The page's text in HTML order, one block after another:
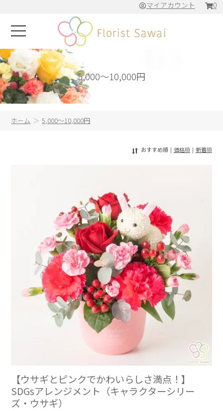
0
マイアカウント
5,000～10,000円
ホーム 5,000～10,000円
おすすめ順| 価格順| 新着順
【ウサギとピンクでかわいらしさ満点！】
SDGsアレンジメント（キャラクターシリー
ズ・ウサギ）